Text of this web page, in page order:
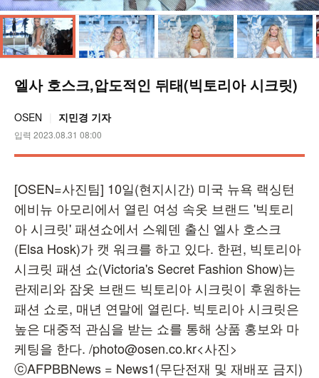
엘사 호스크,압도적인 뒤태(빅토리아 시크릿)
OSEN 지민경 기자
입력 2023.08.31 08:00
[OSEN=사진팀] 10일(현지시간) 미국 뉴욕 랙싱턴
에비뉴 아모리에서 열린 여성 속옷 브랜드 '빅토리
아 시크릿' 패션쇼에서 스웨덴 출신 엘사 호스크
(Elsa Hosk)가 캣 워크를 하고 있다. 한편, 빅토리아
시크릿 패션 쇼(Victoria's Secret Fashion Show)는
란제리와 잠옷 브랜드 빅토리아 시크릿이 후원하는
패션 쇼로, 매년 연말에 열린다. 빅토리아 시크릿은
높은 대중적 관심을 받는 쇼를 통해 상품 홍보와 마
케팅을 한다. /photo@osen.co.kr<사진>
ⓒAFPBBNews = News1(무단전재 및 재배포 금지)